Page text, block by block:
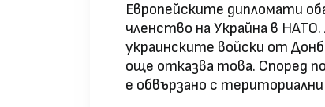
Европейските дипломати
членство на Украйна в
украинските войски от
още отказва това. Според
е обвързано с